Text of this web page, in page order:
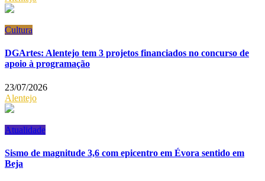
Cultura
DGArtes: Alentejo tem 3 projetos financiados no concurso de
apoio à programação
23/07/2026
Alentejo
Atualidade
Sismo de magnitude 3,6 com epicentro em Évora sentido em
Beja